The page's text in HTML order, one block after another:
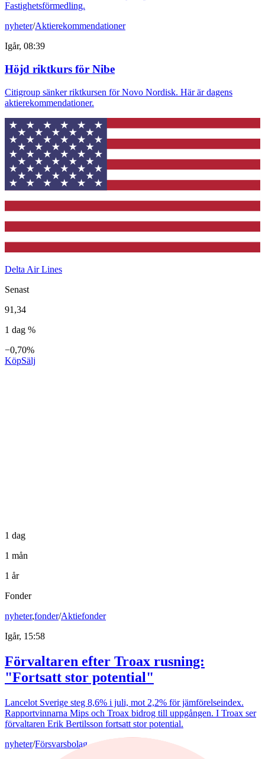
Fastighetsförmedling.
nyheter/Aktierekommendationer
Igår, 08:39
Höjd riktkurs för Nibe
Citigroup sänker riktkursen för Novo Nordisk. Här är dagens
aktierekommendationer.
Delta Air Lines
Senast
91,34
1 dag %
−0,70%
KöpSälj
1 dag
1 mån
1 år
Fonder
nyheter,fonder/Aktiefonder
Igår, 15:58
Förvaltaren efter Troax rusning:
"Fortsatt stor potential"
Lancelot Sverige steg 8,6% i juli, mot 2,2% för jämförelseindex.
Rapportvinnarna Mips och Troax bidrog till uppgången. I Troax ser
förvaltaren Erik Bertilsson fortsatt stor potential.
nyheter/Försvarsbolag